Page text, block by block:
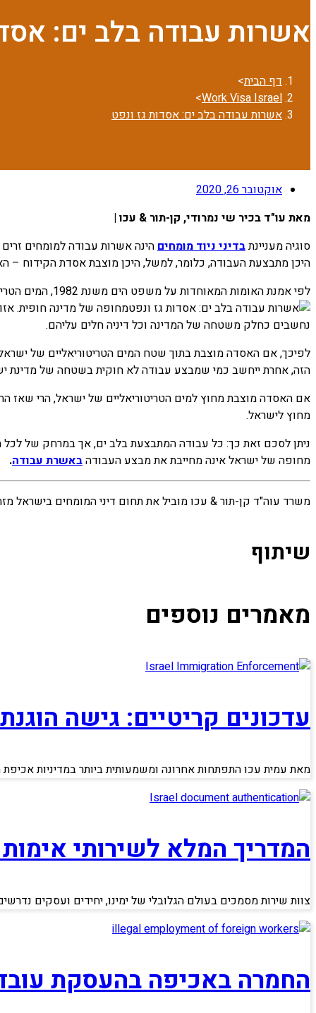
אשרות עבודה בלב ים:
דף הבית>
Work Visa Israel
>
אשרות עבודה בלב ים: אסדות גז ונפט
אוקטובר 26, 2020
מאת עו"ד בכיר שי נמרודי, קן-תור & עכו |
סוגיה מעניינתבדיני ניוד מומחים הינה אשרות עבודה למומחים
היכן מתבצעת העבודה, כלומר, למשל, היכן מוצבת אסדת הקידוח –
לפי אמנת האומות המאוחדות על משפט הים משנת 1982, המים הטריטוריאליים של מדינה הם רצועה המשתרעת לכל היותר 12 מייל ימי (שהם כ-22 קילומטרים) כלפי חוץ
מחופה של מדינה חופית.
נחשבים כחלק משטחה של המדינה וכל דיניה חלים עליהם.
לפיכך, אם האסדה מוצבת בתוך שטח המים הטריטוריאליים של
הזה, אחרת ייחשב כמי שמבצע עבודה לא חוקית בשטחה של מדינת
אם האסדה מוצבת מחוץ למים הטריטוריאליים של ישראל, הרי שאז
מחוץ לישראל.
מחופה של ישראל אינה מחייבת את מבצע העבודהבאשרת עבודה.
משרד עוה"ד קן-תור & עכו מוביל את תחום דיני המומחים בישראל
שיתוף
מאמרים נוספים
עדכונים קריטיים: גישה
מאת עמית עכו התפתחות אחרונה ומשמעותית ביותר במדיניות אכיפת
המדריך המלא לשירותי
צוות שירות מסמכים בעולם הגלובלי של ימינו, יחידים ועסקים
החמרה באכיפה בהעסקת